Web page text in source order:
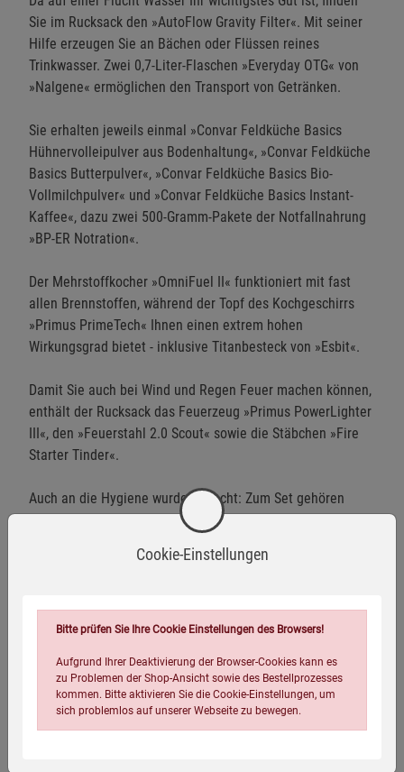
Sie im Rucksack den »AutoFlow Gravity Filter«. Mit seiner
Hilfe erzeugen Sie an Bächen oder Flüssen reines
Trinkwasser. Zwei 0,7-Liter-Flaschen »Everyday OTG« von
»Nalgene« ermöglichen den Transport von Getränken.
Sie erhalten jeweils einmal »Convar Feldküche Basics
Hühnervolleipulver aus Bodenhaltung«, »Convar Feldküche
Basics Butterpulver«, »Convar Feldküche Basics Bio-
Vollmilchpulver« und »Convar Feldküche Basics Instant-
Kaffee«, dazu zwei 500-Gramm-Pakete der Notfallnahrung
»BP-ER Notration«.
Der Mehrstoffkocher »OmniFuel II« funktioniert mit fast
allen Brennstoffen, während der Topf des Kochgeschirrs
»Primus PrimeTech« Ihnen einen extrem hohen
Wirkungsgrad bietet - inklusive Titanbesteck von »Esbit«.
Damit Sie auch bei Wind und Regen Feuer machen können,
enthält der Rucksack das Feuerzeug »Primus PowerLighter
III«, den »Feuerstahl 2.0 Scout« sowie die Stäbchen »Fire
Starter Tinder«.
Auch an die Hygiene wurde gedacht: Zum Set gehören
fünfzig hauchdünne Seifenblättchen von »Sea to Summit«
®
ein Taschenmesser,
ein wasserfester Notizblock und Kugelschreiber,
ein Kompass,
AA-Batterien,
Cookie-Einstellungen
Bitte prüfen Sie Ihre Cookie Einstellungen des Browsers!
Aufgrund Ihrer Deaktivierung der Browser-Cookies kann es
zu Problemen der Shop-Ansicht sowie des Bestellprozesses
kommen. Bitte aktivieren Sie die Cookie-Einstellungen, um
sich problemlos auf unserer Webseite zu bewegen.